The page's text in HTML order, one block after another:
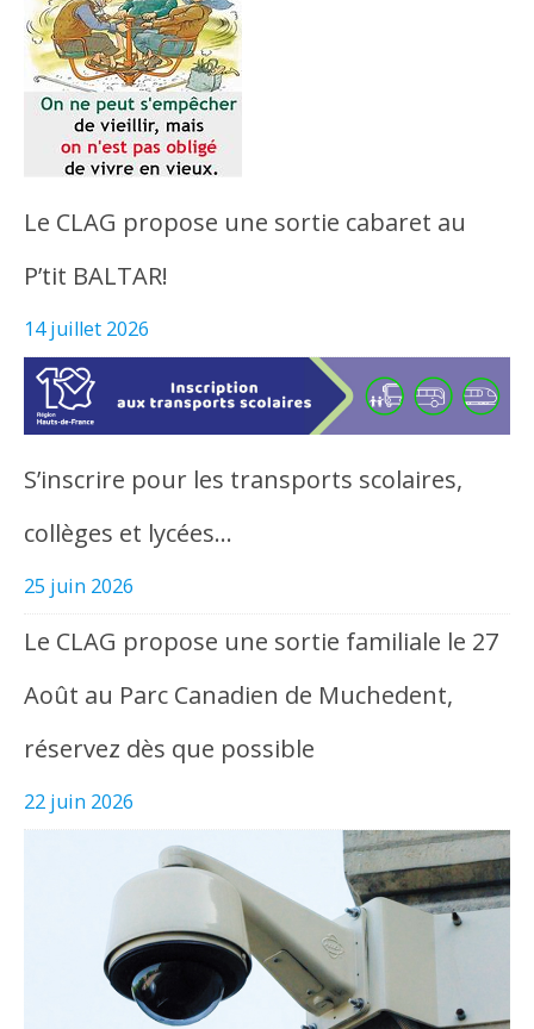
Le CLAG propose une sortie cabaret au
P’tit BALTAR!
14 juillet 2026
S’inscrire pour les transports scolaires,
collèges et lycées…
25 juin 2026
Le CLAG propose une sortie familiale le 27
Août au Parc Canadien de Muchedent,
réservez dès que possible
22 juin 2026